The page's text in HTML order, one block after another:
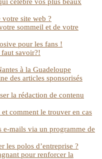
votre site web ?
sommeil et de votre
pour les fans !
faut savoir?!
à la Guadeloupe
des articles sponsorisés
la rédaction de contenu
comment le trouver en cas
mails via un programme de
les polos d’entreprise ?
pour renforcer la